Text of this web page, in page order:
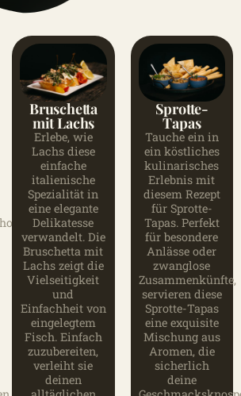
Bruschetta
mit Lachs
Erlebe, wie
Lachs diese
einfache
italienische
Spezialität in
eine elegante
Delikatesse
verwandelt. Die
Bruschetta mit
Lachs zeigt die
Vielseitigkeit
und
Einfachheit von
eingelegtem
Fisch. Einfach
zuzubereiten,
verleiht sie
deinen
Sprotte-
Tapas
Tauche ein in
ein köstliches
kulinarisches
Erlebnis mit
diesem Rezept
für Sprotte-
Tapas. Perfekt
für besondere
Anlässe oder
zwanglose
Zusammenkünfte,
servieren diese
Sprotte-Tapas
eine exquisite
Mischung aus
Aromen, die
sicherlich
deine